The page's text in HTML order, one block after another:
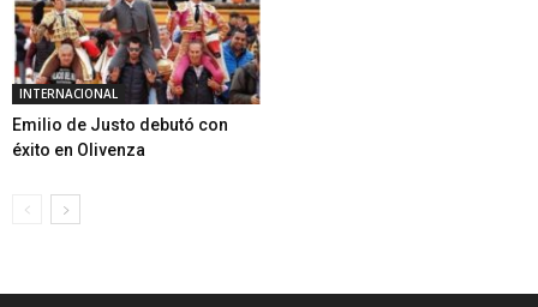
INTERNACIONAL
Emilio de Justo debutó con
éxito en Olivenza